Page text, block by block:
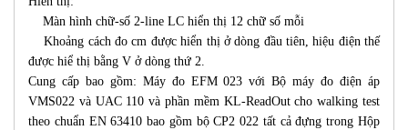
Màn hình chữ-số 2-line LC hiển thị 12 chữ số mỗi
Khoảng cách đo cm được hiển thị ở dòng đầu tiên, hiệu điện thế
được hiể thị bằng V ở dòng thứ 2.
Cung cấp bao gồm: Máy đo EFM 023 với Bộ máy đo điện áp
VMS022 và UAC 110 và phần mềm KL-ReadOut cho walking test
theo chuẩn EN 63410 bao gồm bộ CP2 022 tất cả đựng trong Hộp